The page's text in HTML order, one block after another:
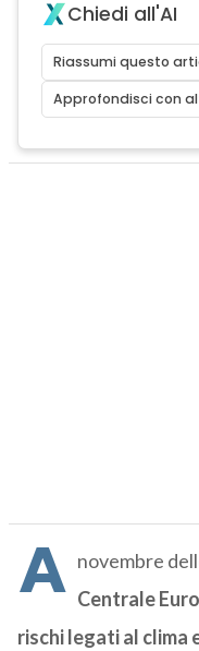
Chiedi all'AI
Riassumi questo
Approfondisci con
A novembre
Centrale
rischi legati al clima